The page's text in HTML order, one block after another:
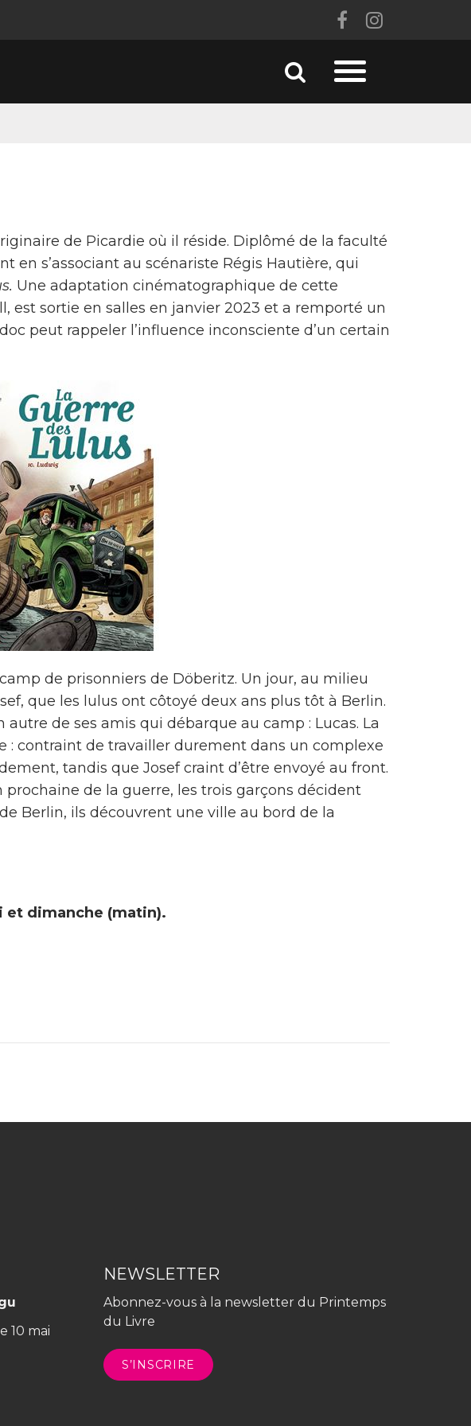
Lien
vers
le
Lien
Aller
de Picardie où il réside. Diplômé de la faculté
en s’associant au scénariste Régis Hautière, qui
Une adaptation cinématographique de cette
est sortie en salles en janvier 2023 et a remporté un
peut rappeler l’influence inconsciente d’un certain
de prisonniers de Döberitz. Un jour, au milieu
que les lulus ont côtoyé deux ans plus tôt à Berlin.
de ses amis qui débarque au camp : Lucas. La
: contraint de travailler durement dans un complexe
tandis que Josef craint d’être envoyé au front.
de la guerre, les trois garçons décident
Berlin, ils découvrent une ville au bord de la
et dimanche (matin).
10 mai
NEWSLETTER
Abonnez-vous à la newsletter du Printemps
du Livre
S’INSCRIRE